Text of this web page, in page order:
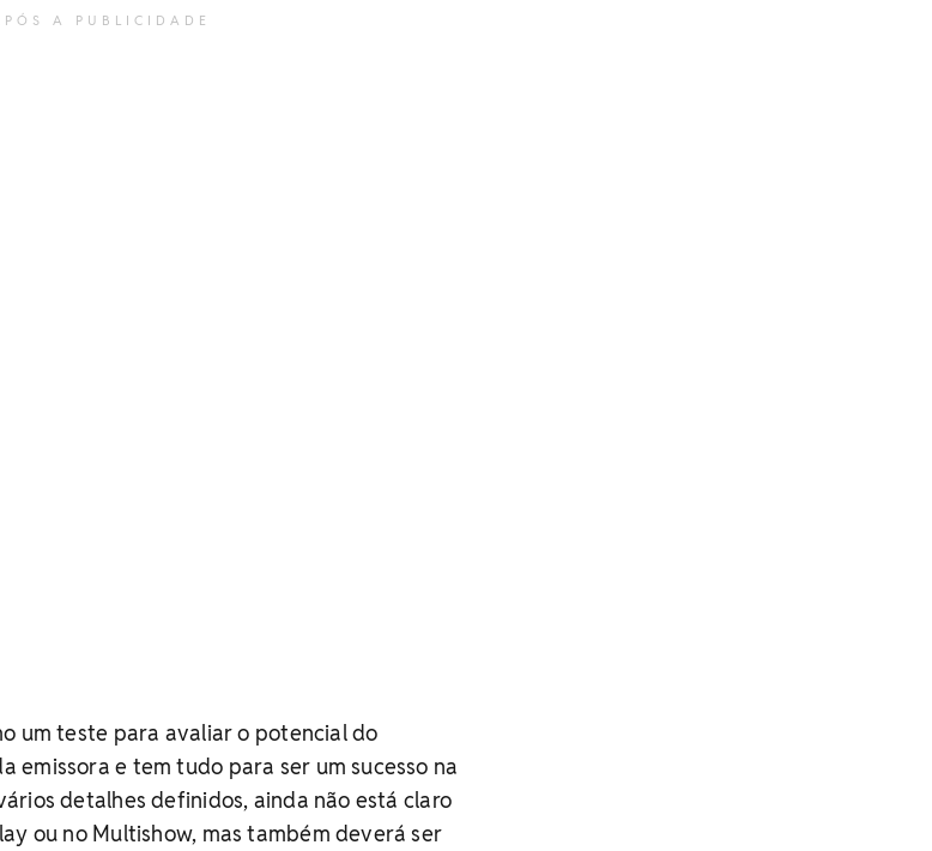
A PUBLICIDADE
um teste para avaliar o potencial do
emissora e tem tudo para ser um sucesso na
detalhes definidos, ainda não está claro
ou no Multishow, mas também deverá ser